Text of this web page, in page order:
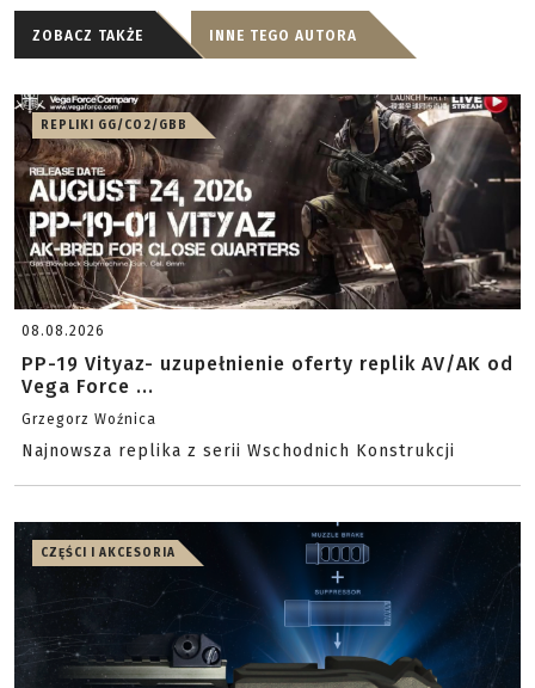
ZOBACZ TAKŻE INNE TEGO AUTORA
REPLIKI GG/CO2/GBB
08.08.2026
PP-19 Vityaz- uzupełnienie oferty replik AV/AK od
Vega Force ...
Grzegorz Woźnica
Najnowsza replika z serii Wschodnich Konstrukcji
CZĘŚCI I AKCESORIA